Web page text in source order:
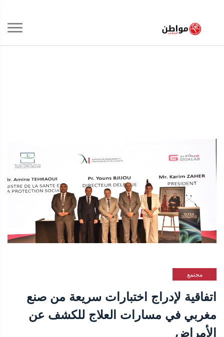
مجتمع
اتفاقية لإدراج اختبارات سريعة من صنع
مغربي في مسارات العلاج للكشف عن
الأمراض